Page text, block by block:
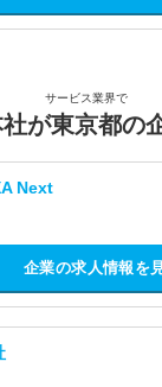
サービス業界で
が東京都の
Next
企業の求人情報を